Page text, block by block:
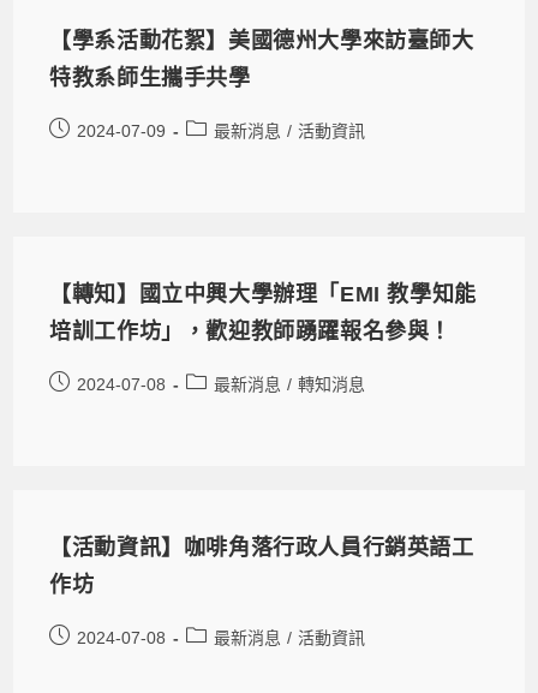
【學系活動花絮】美國德州大學來訪臺師大
特教系師生攜手共學
2024-07-09 最新消息 / 活動資訊
【轉知】國立中興大學辦理「EMI 教學知能
培訓工作坊」，歡迎教師踴躍報名參與！
2024-07-08 最新消息 / 轉知消息
【活動資訊】咖啡角落行政人員行銷英語工
作坊
2024-07-08 最新消息 / 活動資訊